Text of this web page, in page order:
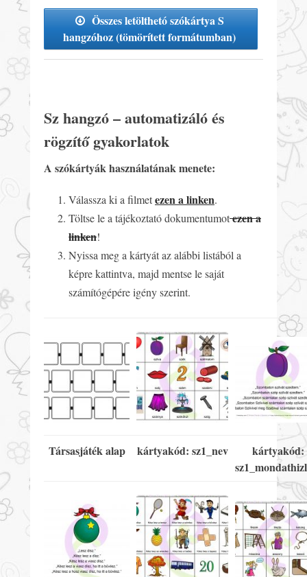
Összes letölthetó szókártya S
hangzóhoz (tömörített formátumban)
Sz hangzó – automatizáló és
rögzítő gyakorlatok
A szókártyák használatának menete:
Válassza ki a filmetezen a linken.
Töltse le a tájékoztató dokumentumotezen a
linken!
Nyissa meg a kártyát az alábbi listából a
képre kattintva, majd mentse le saját
számítógépére igény szerint.
Társasjáték alap kártyakód: sz1_nev
kártyakód: